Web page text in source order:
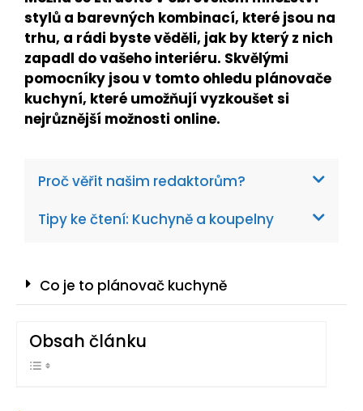
stylů a barevných kombinací, které jsou na
trhu, a rádi byste věděli, jak by který z nich
zapadl do vašeho interiéru. Skvělými
pomocníky jsou v tomto ohledu plánovače
kuchyní, které umožňují vyzkoušet si
nejrůznější možnosti online.
Proč věřit našim redaktorům?
Tipy ke čtení: Kuchyně a koupelny
Co je to plánovač kuchyně
Obsah článku